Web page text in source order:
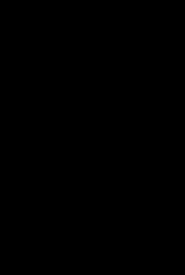
się w nowym oknie.
otwiera się w nowym oknie.
Strona otwiera się w nowym oknie.
Strona otwiera się w nowym
na Instagram. Strona otwiera się